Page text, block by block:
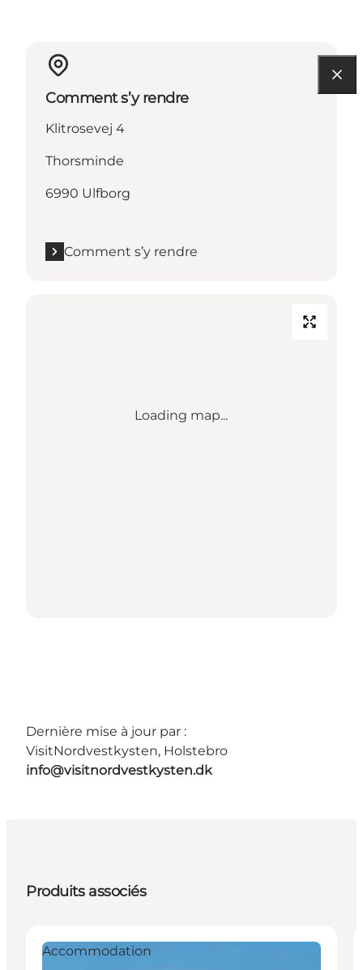
Comment s’y rendre
Klitrosevej 4
Thorsminde
6990 Ulfborg
Comment s’y rendre
Loading map...
Dernière mise à jour par :
VisitNordvestkysten, Holstebro
info@visitnordvestkysten.dk
Produits associés
Accommodation